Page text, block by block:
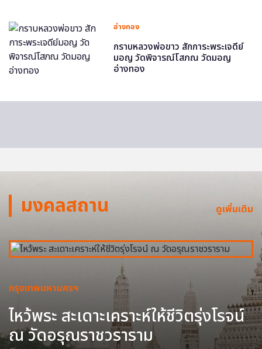
อ่างทอง
กราบหลวงพ่อขาว สักการะพระเจดีย์
มอญ วัดพิจารณ์โสภณ วัดมอญ
อ่างทอง
มงคลสถาน ดูเพิ่มเติม
กรุงเทพมหานครฯ
ไหว้พระ สะเดาะเคราะห์ให้ชีวิตรุ่งโรจน์
ณ วัดอรุณราชวราราม